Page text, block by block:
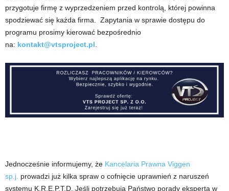
przygotuje firmę z wyprzedzeniem przed kontrolą, której powinna
spodziewać się każda firma. Zapytania w sprawie dostępu do
programu prosimy kierować bezpośrednio
na: kontakt@vtsproject.pl
Jednocześnie informujemy, że Kancelaria Prawna Viggen
sp.j. prowadzi już kilka spraw o cofnięcie uprawnień z naruszeń
systemu K.R.E.P.T.D. Jeśli potrzebują Państwo porady eksperta w